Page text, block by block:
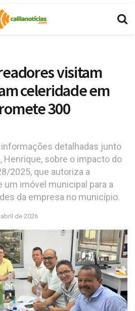
visitam
celeridade em
300
detalhadas junto
Henrique, sobre o impacto do
2025, que autoriza a
imóvel municipal para a
da empresa no município.
de 2026